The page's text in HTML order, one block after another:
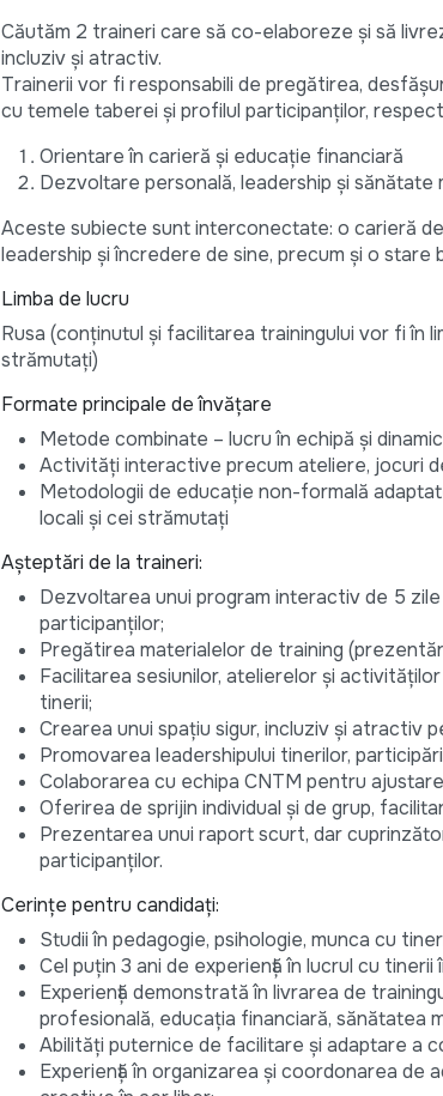
Căutăm 2 traineri care să co-elaboreze și să
incluziv și atractiv.
Trainerii vor fi responsabili de pregătirea,
cu temele taberei și profilul participanților,
Orientare în carieră și educație financiară
Dezvoltare personală, leadership și sănătate
Aceste subiecte sunt interconectate: o carieră
leadership și încredere de sine, precum și o stare
Limba de lucru
Rusa (conținutul și facilitarea trainingului vor fi în
strămutați)
Formate principale de învățare
Metode combinate – lucru în echipă și
Activități interactive precum ateliere, jocuri
Metodologii de educație non-formală
locali și cei strămutați
Așteptări de la traineri:
Dezvoltarea unui program interactiv de 5
participanților;
Pregătirea materialelor de training
Facilitarea sesiunilor, atelierelor și
tinerii;
Crearea unui spațiu sigur, incluziv și atractiv
Promovarea leadershipului tinerilor,
Colaborarea cu echipa CNTM pentru
Oferirea de sprijin individual și de grup,
Prezentarea unui raport scurt, dar
participanților.
Cerințe pentru candidați:
Studii în pedagogie, psihologie, munca cu
Cel puțin 3 ani de experiență în lucrul cu
Experiență demonstrată în livrarea de
profesională, educația financiară, sănătatea
Abilități puternice de facilitare și adaptare a
Experiență în organizarea și coordonarea